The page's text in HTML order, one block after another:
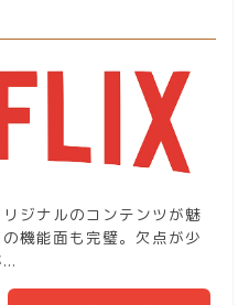
ジナルのコンテンツが魅
機能面も完璧。欠点が少